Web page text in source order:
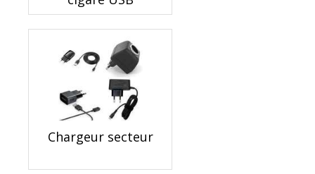
Chargeur secteur